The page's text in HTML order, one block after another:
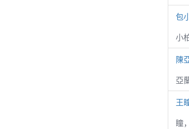
包
小
陳
亞
王
瞳